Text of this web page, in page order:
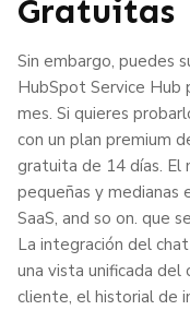
Gratuitas
Sin embargo, puedes
HubSpot Service
mes. Si quieres
con un plan premium
gratuita de 14 días. El
pequeñas y medianas
SaaS, and so on. que
La integración del
una vista unificada
cliente, el historial de